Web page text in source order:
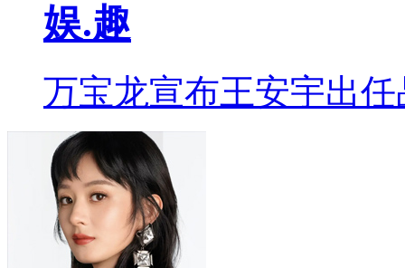
娱.趣
万宝龙宣布王安宇出